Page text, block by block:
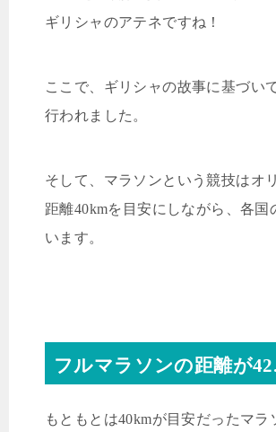
ギリシャのアテネですね！
ここで、ギリシャの故事に基づい
行われました。
そして、マラソンという競技はオ
距離40kmを目安にしながら、各
います。
フルマラソンの距離が
もともとは40kmが目安だったマラ